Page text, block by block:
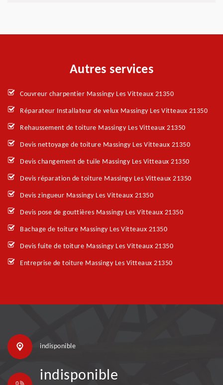
Autres services
Couvreur charpentier Massingy Les Vitteaux 21350
Réparateur Installateur de velux Massingy Les Vitteaux 21350
Rehaussement de toiture Massingy Les Vitteaux 21350
Devis nettoyage de toiture Massingy Les Vitteaux 21350
Devis changement de tuile Massingy Les Vitteaux 21350
Devis réparation de toiture Massingy Les Vitteaux 21350
Devis zingueur Massingy Les Vitteaux 21350
Devis pose de gouttières Massingy Les Vitteaux 21350
Bachage de toiture Massingy Les Vitteaux 21350
Devis fuite de toiture Massingy Les Vitteaux 21350
Entreprise de toiture Massingy Les Vitteaux 21350
indisponible
indisponible